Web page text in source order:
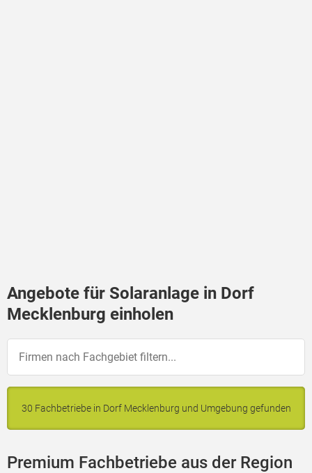
Angebote für Solaranlage in Dorf
Mecklenburg einholen
30 Fachbetriebe in Dorf Mecklenburg und Umgebung gefunden
Premium Fachbetriebe aus der Region